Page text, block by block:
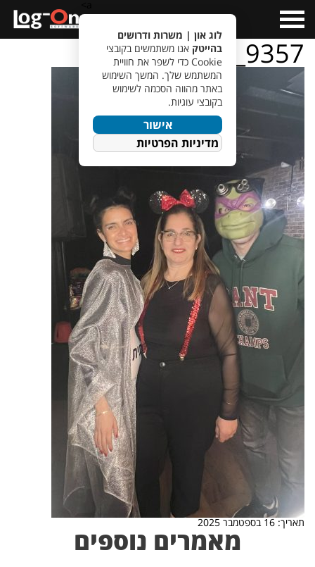
Menu
IMG_9357
תאריך: 16 בספטמבר 2025
מאמרים נוספים
לוג און | משרות ודרושים
בהייטק אנו משתמשים בקובצי
Cookie כדי לשפר את חוויית
המשתמש שלך. המשך השימוש
באתר מהווה הסכמה לשימוש
בקובצי עוגיות.
אישור
מדיניות הפרטיות